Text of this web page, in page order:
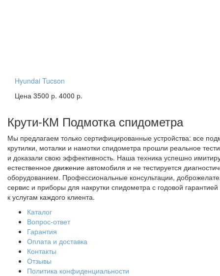
Hyundai Tucson
Цена 3500 р. 4000 р.
Крути-КМ Подмотка спидометра
Мы предлагаем только сертифицированные устройства: все
крутилки, моталки и намотки спидометра прошли реальное
и доказали свою эффективность. Наша техника успешно
естественное движение автомобиля и не тестируется
оборудованием. Профессиональные консультации,
сервис и приборы для накрутки спидометра с годовой гарантией
к услугам каждого клиента.
Каталог
Вопрос-ответ
Гарантия
Оплата и доставка
Контакты
Отзывы
Политика конфиденциальности